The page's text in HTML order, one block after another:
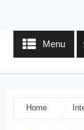
Menu
Home